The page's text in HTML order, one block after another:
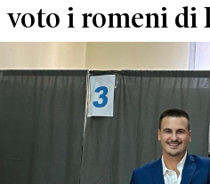
voto i romeni di